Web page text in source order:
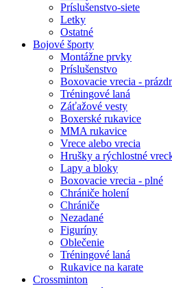
Príslušenstvo-siete
Letky
Ostatné
Bojové športy
Montážne prvky
Príslušenstvo
Boxovacie vrecia -
Tréningové laná
Záťažové vesty
Boxerské rukavice
MMA rukavice
Vrece alebo vrecia
Hrušky a rýchlostné
Lapy a bloky
Boxovacie vrecia - plné
Chrániče holení
Chrániče
Nezadané
Figuríny
Oblečenie
Tréningové laná
Rukavice na karate
Crossminton